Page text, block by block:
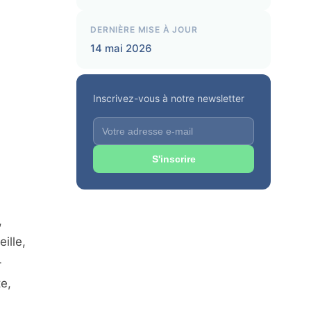
DERNIÈRE MISE À JOUR
14 mai 2026
Inscrivez-vous à notre newsletter
S'inscrire